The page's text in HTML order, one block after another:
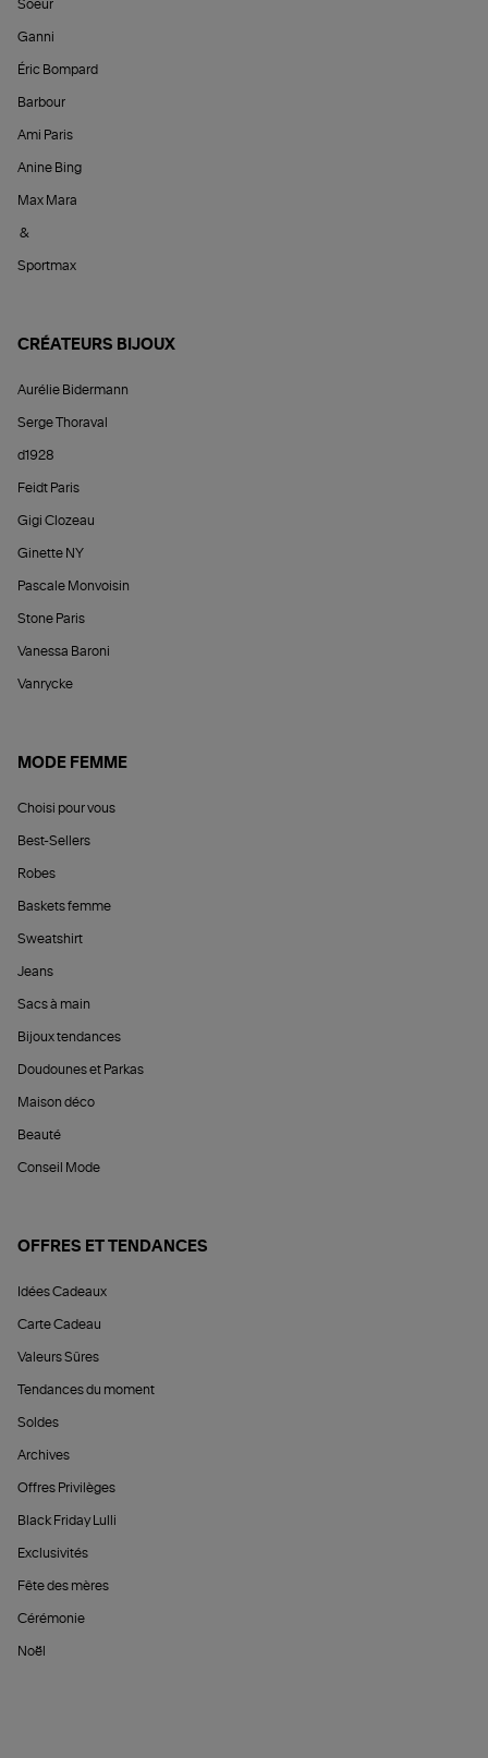
Soeur
Ganni
Éric Bompard
Barbour
Ami Paris
Anine Bing
Max Mara
&
Sportmax
CRÉATEURS BIJOUX
Aurélie Bidermann
Serge Thoraval
d1928
Feidt Paris
Gigi Clozeau
Ginette NY
Pascale Monvoisin
Stone Paris
Vanessa Baroni
Vanrycke
MODE FEMME
Choisi pour vous
Best-Sellers
Robes
Baskets femme
Sweatshirt
Jeans
Sacs à main
Bijoux tendances
Doudounes et Parkas
Maison déco
Beauté
Conseil Mode
OFFRES ET TENDANCES
Idées Cadeaux
Carte Cadeau
Valeurs Sûres
Tendances du moment
Soldes
Archives
Offres Privilèges
Black Friday Lulli
Exclusivités
Fête des mères
Cérémonie
Noël